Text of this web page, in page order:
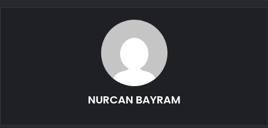
NURCAN BAYRAM